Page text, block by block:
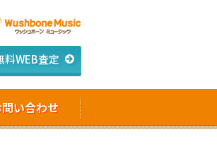
料WEB査定
い合わせ